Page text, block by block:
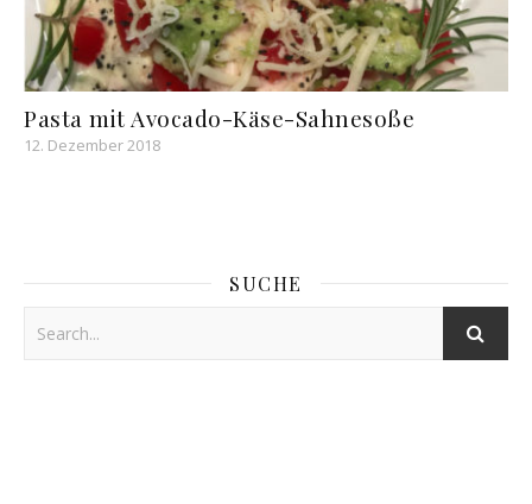
Pasta mit Avocado-Käse-Sahnesoße
12. Dezember 2018
SUCHE